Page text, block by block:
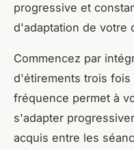
progressive et
d'adaptation de votre
Commencez par
d'étirements trois fois
fréquence permet à
s'adapter
acquis entre les